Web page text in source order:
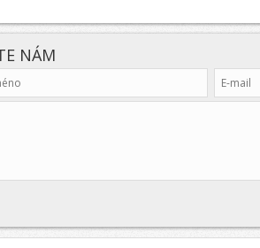
NÁM